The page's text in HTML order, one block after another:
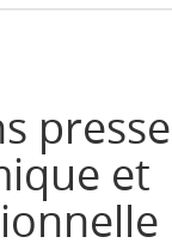
presse
et